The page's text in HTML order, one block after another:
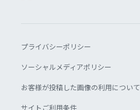
プライバシーポリシー
ソーシャルメディアポリシー
お客様が投稿した画像の利用について
サイトご利用条件